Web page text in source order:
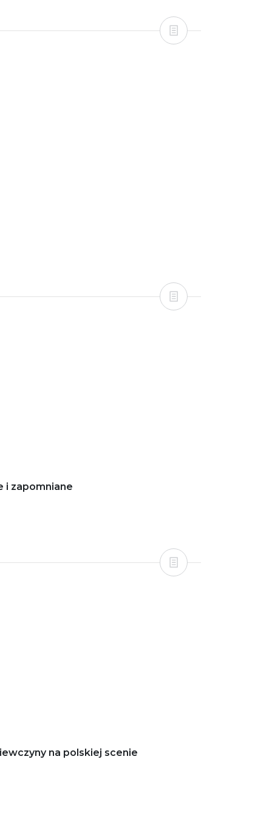
i zapomniane
na polskiej scenie